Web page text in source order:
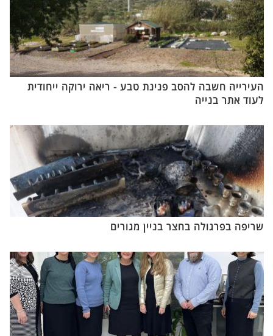
העירייה חשבה להסב פנינת טבע - ריאה ירוקה ייחודית
לעוד אתר בנייה
שריפה בפרגולה בחצר בניין מגורים